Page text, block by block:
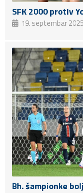
SFK 2000 protiv
19. septembar
Bh. šampionke